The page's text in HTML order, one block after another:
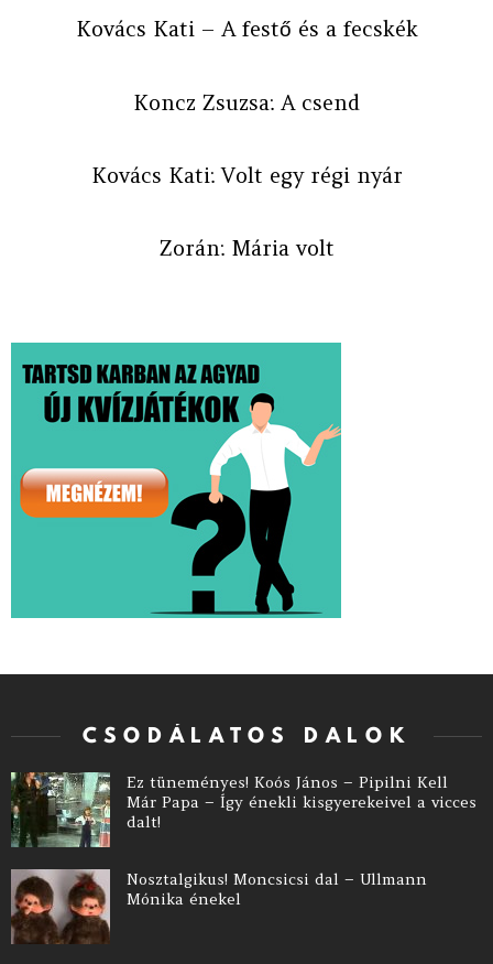
Kovács Kati – A festő és a fecskék
Koncz Zsuzsa: A csend
Kovács Kati: Volt egy régi nyár
Zorán: Mária volt
CSODÁLATOS DALOK
Ez tüneményes! Koós János – Pipilni Kell
Már Papa – Így énekli kisgyerekeivel a vicces
dalt!
Nosztalgikus! Moncsicsi dal – Ullmann
Mónika énekel